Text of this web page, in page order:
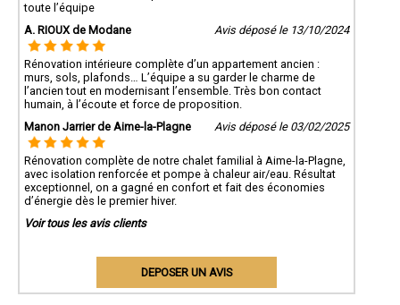
toute l’équipe
A. RIOUX de Modane
Avis déposé le 13/10/2024
Rénovation intérieure complète d’un appartement ancien :
murs, sols, plafonds… L’équipe a su garder le charme de
l’ancien tout en modernisant l’ensemble. Très bon contact
humain, à l’écoute et force de proposition.
Manon Jarrier de Aime-la-Plagne
Avis déposé le 03/02/2025
Rénovation complète de notre chalet familial à Aime-la-Plagne,
avec isolation renforcée et pompe à chaleur air/eau. Résultat
exceptionnel, on a gagné en confort et fait des économies
d’énergie dès le premier hiver.
Voir tous les avis clients
DEPOSER UN AVIS